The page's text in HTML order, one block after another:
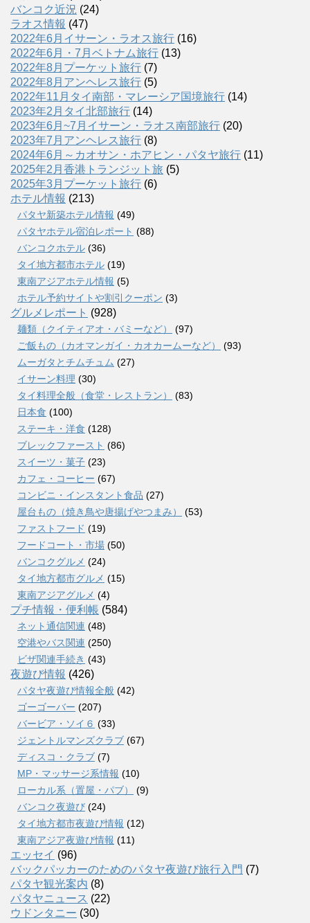
バンコク近況 (24)
ラオス情報 (47)
2022年6月イサーン・ラオス旅行 (16)
2022年6月・7月ベトナム旅行 (13)
2022年8月プーケット旅行 (7)
2022年8月アンヘレス旅行 (5)
2022年11月タイ南部・マレーシア国境旅行 (14)
2023年2月タイ北部旅行 (14)
2023年6月~7月イサーン・ラオス南部旅行 (20)
2023年7月アンヘレス旅行 (8)
2024年6月～カオサン・ホアヒン・パタヤ旅行 (11)
2025年2月香港トランジット旅 (5)
2025年3月プーケット旅行 (6)
ホテル情報 (213)
パタヤ新築ホテル情報 (49)
パタヤホテル宿泊レポート (88)
バンコクホテル (36)
タイ地方都市ホテル (19)
東南アジアホテル情報 (5)
ホテル予約サイトや割引クーポン (3)
グルメレポート (928)
麺類（クイティアオ・バミーなど）
(97)
ご飯もの（カオマンガイ・カオカームーなど）
(93)
ムーガタとチムチュム (27)
イサーン料理 (30)
タイ料理全般（食堂・レストラン）
(83)
日本食 (100)
ステーキ・洋食 (128)
ブレックファースト (86)
スイーツ・菓子 (23)
カフェ・コーヒー (67)
コンビニ・インスタント食品 (27)
屋台もの（焼き鳥や唐揚げやつまみ）
(53)
ファストフード (19)
フードコート・市場 (50)
バンコクグルメ (24)
タイ地方都市グルメ (15)
東南アジアグルメ (4)
プチ情報・便利帳 (584)
ネット通信関連 (48)
空港やバス関連 (250)
ビザ関連手続き (43)
夜遊び情報 (426)
パタヤ夜遊び情報全般 (42)
ゴーゴーバー (207)
バービア・ソイ６ (33)
ジェントルマンズクラブ (67)
ディスコ・クラブ (7)
MP・マッサージ系情報 (10)
ローカル系（置屋・パブ）
(9)
バンコク夜遊び (24)
タイ地方都市夜遊び情報 (12)
東南アジア夜遊び情報 (11)
エッセイ (96)
バックパッカーのためのパタヤ夜遊び旅行入門 (7)
パタヤ観光案内 (8)
パタヤニュース (22)
ウドンタニー (30)